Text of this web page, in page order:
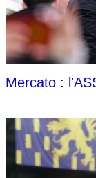
Mercato :